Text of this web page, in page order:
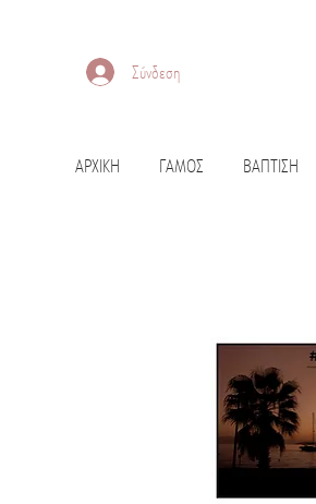
Σύνδεση
ΑΡΧΙΚΗ ΓΑΜΟΣ ΒΑΠΤΙΣΗ